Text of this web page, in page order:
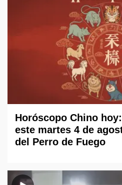
Horóscopo Chino
este martes 4 de
del Perro de Fuego